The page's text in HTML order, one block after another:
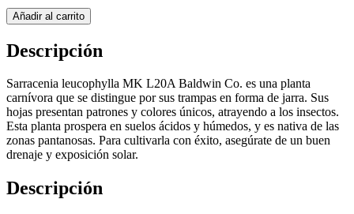
Añadir al carrito
Descripción
Sarracenia leucophylla MK L20A Baldwin Co. es una planta
carnívora que se distingue por sus trampas en forma de jarra. Sus
hojas presentan patrones y colores únicos, atrayendo a los insectos.
Esta planta prospera en suelos ácidos y húmedos, y es nativa de las
zonas pantanosas. Para cultivarla con éxito, asegúrate de un buen
drenaje y exposición solar.
Descripción